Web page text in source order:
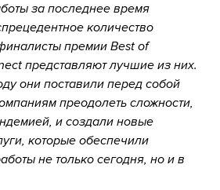
за последнее время
количество
премии Best of
представляют лучшие из них.
они поставили перед собой
преодолеть сложности,
и создали новые
которые обеспечили
не только сегодня, но и в